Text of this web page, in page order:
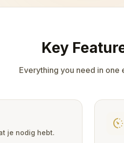
Key
Everything you need in one
je nodig hebt.
avg_pace